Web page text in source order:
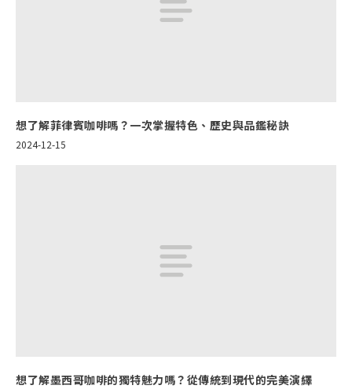
想了解菲律賓咖啡嗎？一次掌握特色、歷史與品鑑秘訣
2024-12-15
想了解墨西哥咖啡的獨特魅力嗎？從傳統到現代的完美演繹